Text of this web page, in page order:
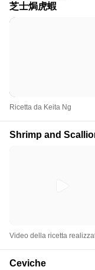
芝士焗虎蝦
Ricetta da Keita Ng
Shrimp and
Video della ricetta
Ceviche